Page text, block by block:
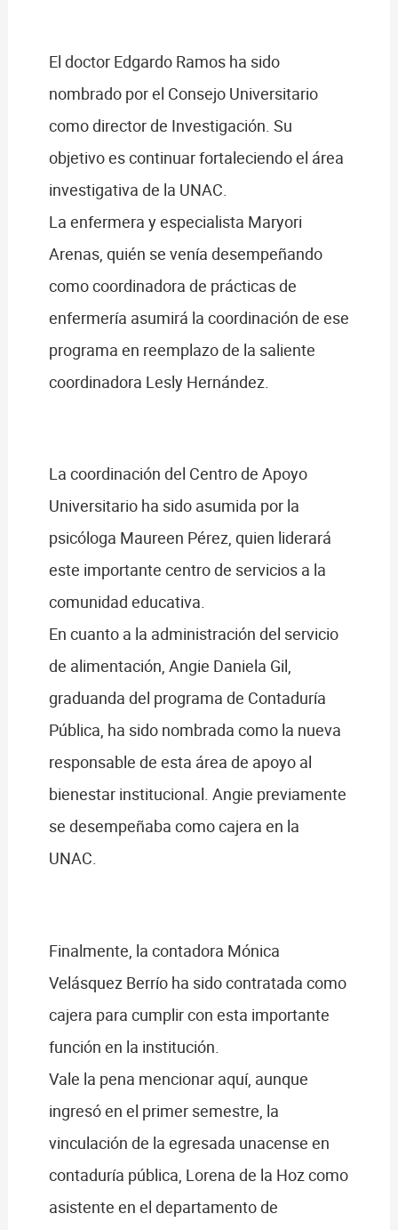
El doctor Edgardo Ramos ha sido
nombrado por el Consejo Universitario
como director de Investigación. Su
objetivo es continuar fortaleciendo el área
investigativa de la UNAC.
La enfermera y especialista Maryori
Arenas, quién se venía desempeñando
como coordinadora de prácticas de
enfermería asumirá la coordinación de ese
programa en reemplazo de la saliente
coordinadora Lesly Hernández.
La coordinación del Centro de Apoyo
Universitario ha sido asumida por la
psicóloga Maureen Pérez, quien liderará
este importante centro de servicios a la
comunidad educativa.
En cuanto a la administración del servicio
de alimentación, Angie Daniela Gil,
graduanda del programa de Contaduría
Pública, ha sido nombrada como la nueva
responsable de esta área de apoyo al
bienestar institucional. Angie previamente
se desempeñaba como cajera en la
UNAC.
Finalmente, la contadora Mónica
Velásquez Berrío ha sido contratada como
cajera para cumplir con esta importante
función en la institución.
Vale la pena mencionar aquí, aunque
ingresó en el primer semestre, la
vinculación de la egresada unacense en
contaduría pública, Lorena de la Hoz como
asistente en el departamento de